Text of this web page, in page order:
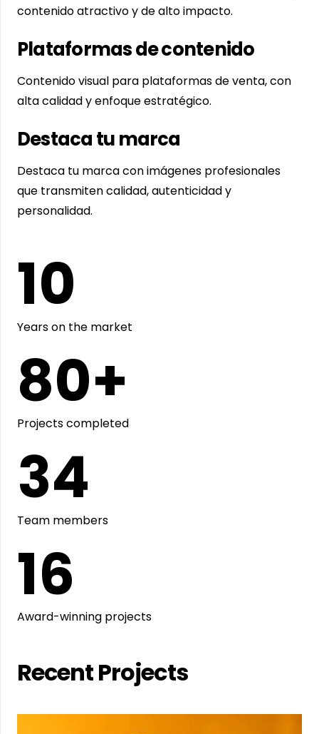
contenido atractivo y de alto impacto.
Plataformas de contenido
Contenido visual para plataformas de venta, con
alta calidad y enfoque estratégico.
Destaca tu marca
Destaca tu marca con imágenes profesionales
que transmiten calidad, autenticidad y
personalidad.
10
Years on the market
80+
Projects completed
34
Team members
16
Award-winning projects
Recent Projects